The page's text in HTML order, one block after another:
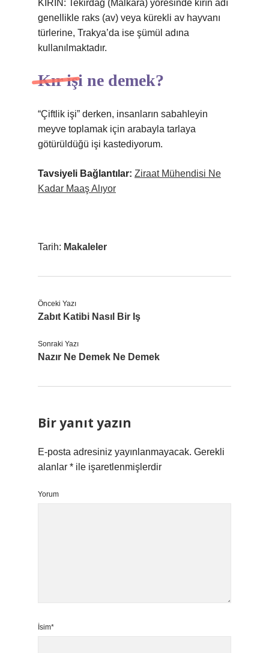
KIRIN: Tekirdağ (Malkara) yöresinde kırın adı
genellikle raks (av) veya kürekli av hayvanı
türlerine, Trakya’da ise şümül adına
kullanılmaktadır.
Kır işi ne demek?
“Çiftlik işi” derken, insanların sabahleyin
meyve toplamak için arabayla tarlaya
götürüldüğü işi kastediyorum.
Tavsiyeli Bağlantılar: Ziraat Mühendisi Ne
Kadar Maaş Alıyor
Tarih: Makaleler
Önceki Yazı
Zabıt Katibi Nasıl Bir Iş
Sonraki Yazı
Nazır Ne Demek Ne Demek
Bir yanıt yazın
E-posta adresiniz yayınlanmayacak. Gerekli
alanlar * ile işaretlenmişlerdir
Yorum
İsim*